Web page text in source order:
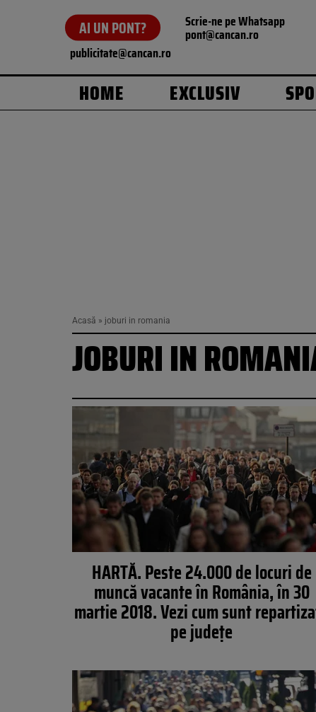
AI UN PONT? Scrie-ne pe Whatsapp
pont@cancan.ro
publicitate@cancan.ro
HOME EXCLUSIV
Acasă » joburi in romania
JOBURI IN
HARTĂ. Peste 24.000 de locuri de
muncă vacante în România, în 30
martie 2018. Vezi cum sunt
pe județe